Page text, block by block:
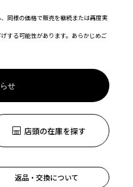
同様の価格で販売を継続または再度実
する可能性があります。あらかじめご
せ
店頭の在庫を探す
返品・交換について